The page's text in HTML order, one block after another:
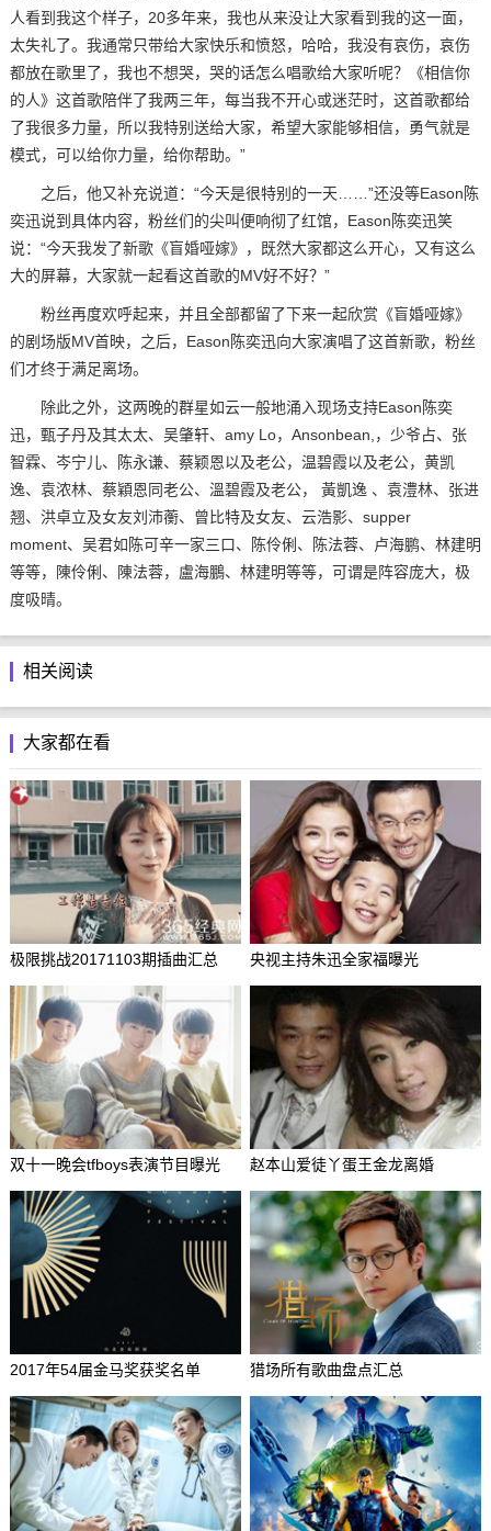
人看到我这个样子，20多年来，我也从来没让大家看到我的这一面，
太失礼了。我通常只带给大家快乐和愤怒，哈哈，我没有哀伤，哀伤
都放在歌里了，我也不想哭，哭的话怎么唱歌给大家听呢？《相信你
的人》这首歌陪伴了我两三年，每当我不开心或迷茫时，这首歌都给
了我很多力量，所以我特别送给大家，希望大家能够相信，勇气就是
模式，可以给你力量，给你帮助。”
之后，他又补充说道：“今天是很特别的一天……”还没等Eason陈
奕迅说到具体内容，粉丝们的尖叫便响彻了红馆，Eason陈奕迅笑
说：“今天我发了新歌《盲婚哑嫁》，既然大家都这么开心，又有这么
大的屏幕，大家就一起看这首歌的MV好不好？”
粉丝再度欢呼起来，并且全部都留了下来一起欣赏《盲婚哑嫁》
的剧场版MV首映，之后，Eason陈奕迅向大家演唱了这首新歌，粉丝
们才终于满足离场。
除此之外，这两晚的群星如云一般地涌入现场支持Eason陈奕
迅，甄子丹及其太太、吴肇轩、amy Lo，Ansonbean,，少爷占、张
智霖、岑宁儿、陈永谦、蔡颖恩以及老公，温碧霞以及老公，黄凯
逸、袁浓林、蔡穎恩同老公、溫碧霞及老公， 黃凱逸 、袁澧林、张进
翘、洪卓立及女友刘沛蘅、曾比特及女友、云浩影、supper
moment、吴君如陈可辛一家三口、陈伶俐、陈法蓉、卢海鹏、林建明
等等，陳伶俐、陳法蓉，盧海鵬、林建明等等，可谓是阵容庞大，极
度吸晴。
相关阅读
大家都在看
极限挑战20171103期插曲汇总 央视主持朱迅全家福曝光
双十一晚会tfboys表演节目曝光 赵本山爱徒丫蛋王金龙离婚
2017年54届金马奖获奖名单 猎场所有歌曲盘点汇总